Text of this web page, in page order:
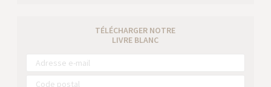
TÉLÉCHARGER NOTRE
LIVRE BLANC